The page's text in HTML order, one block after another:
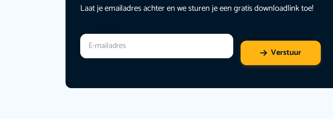
Laat je emailadres achter en we sturen je een gratis downloadlink toe!
Verstuur